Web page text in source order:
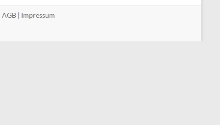
AGB | Impressum